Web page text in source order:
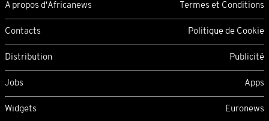
A propos d'Africanews Termes et Conditions
Contacts Politique de Cookie
Distribution Publicité
Jobs Apps
Widgets Euronews